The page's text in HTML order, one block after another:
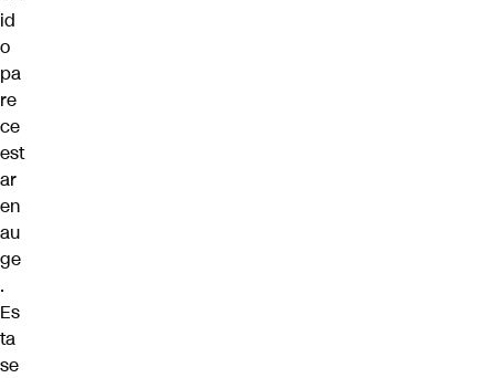
id
o
pa
re
ce
est
ar
en
au
ge
.
Es
ta
se